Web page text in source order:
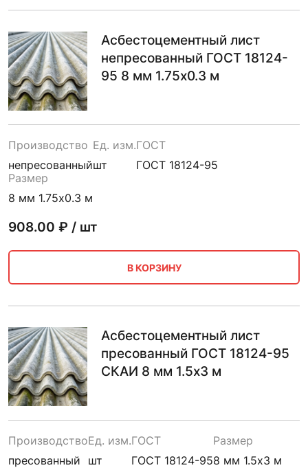
Асбестоцементный лист
непресованный ГОСТ 18124-
95 8 мм 1.75х0.3 м
Производство
непресованный
Ед. изм.
шт
ГОСТ
ГОСТ 18124-95
Размер
8 мм 1.75х0.3 м
908.00 ₽ / шт
В КОРЗИНУ
Асбестоцементный лист
пресованный ГОСТ 18124-95
СКАИ 8 мм 1.5х3 м
Производство
пресованный
Ед. изм.
шт
ГОСТ
ГОСТ 18124-95
Размер
8 мм 1.5х3 м